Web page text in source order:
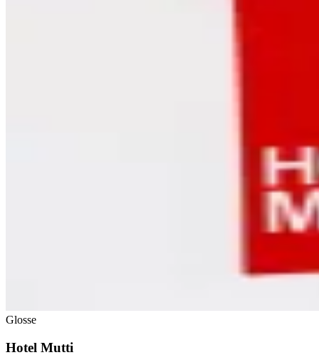
Glosse
Hotel Mutti